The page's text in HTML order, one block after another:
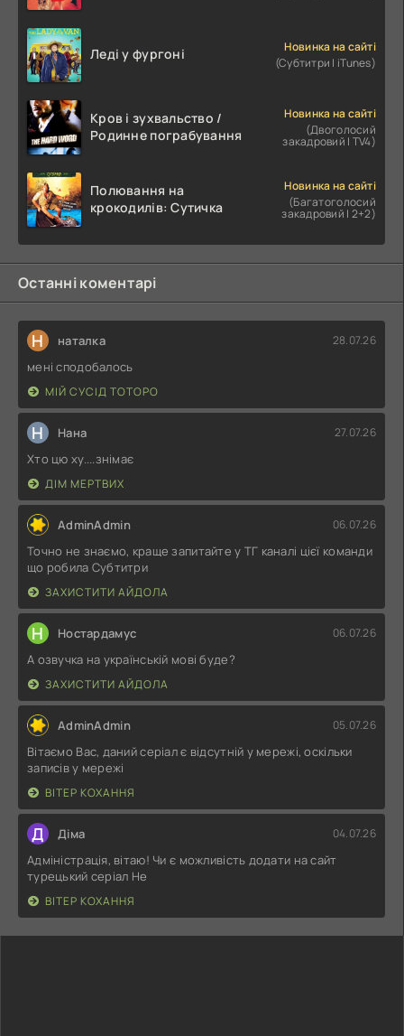
Леді у фургоні
Новинка на сайті
(Субтитри | iTunes)
Кров і зухвальство /
Родинне пограбування
Новинка на сайті
(Двоголосий
закадровий | TV4)
Полювання на
крокодилів: Сутичка
Новинка на сайті
(Багатоголосий
закадровий | 2+2)
Останні коментарі
Н наталка 28.07.26
мені сподобалось
МІЙ СУСІД ТОТОРО
Н Нана 27.07.26
Хто цю ху....знімає
ДІМ МЕРТВИХ
AdminAdmin 06.07.26
Точно не знаємо, краще запитайте у ТГ каналі цієї команди
що робила Субтитри
ЗАХИСТИТИ АЙДОЛА
Н Ностардамус 06.07.26
А озвучка на українській мові буде?
ЗАХИСТИТИ АЙДОЛА
AdminAdmin 05.07.26
Вітаємо Вас, даний серіал є відсутній у мережі, оскільки
записів у мережі
ВІТЕР КОХАННЯ
Д Діма 04.07.26
Адміністрація, вітаю! Чи є можливість додати на сайт
турецький серіал Не
ВІТЕР КОХАННЯ